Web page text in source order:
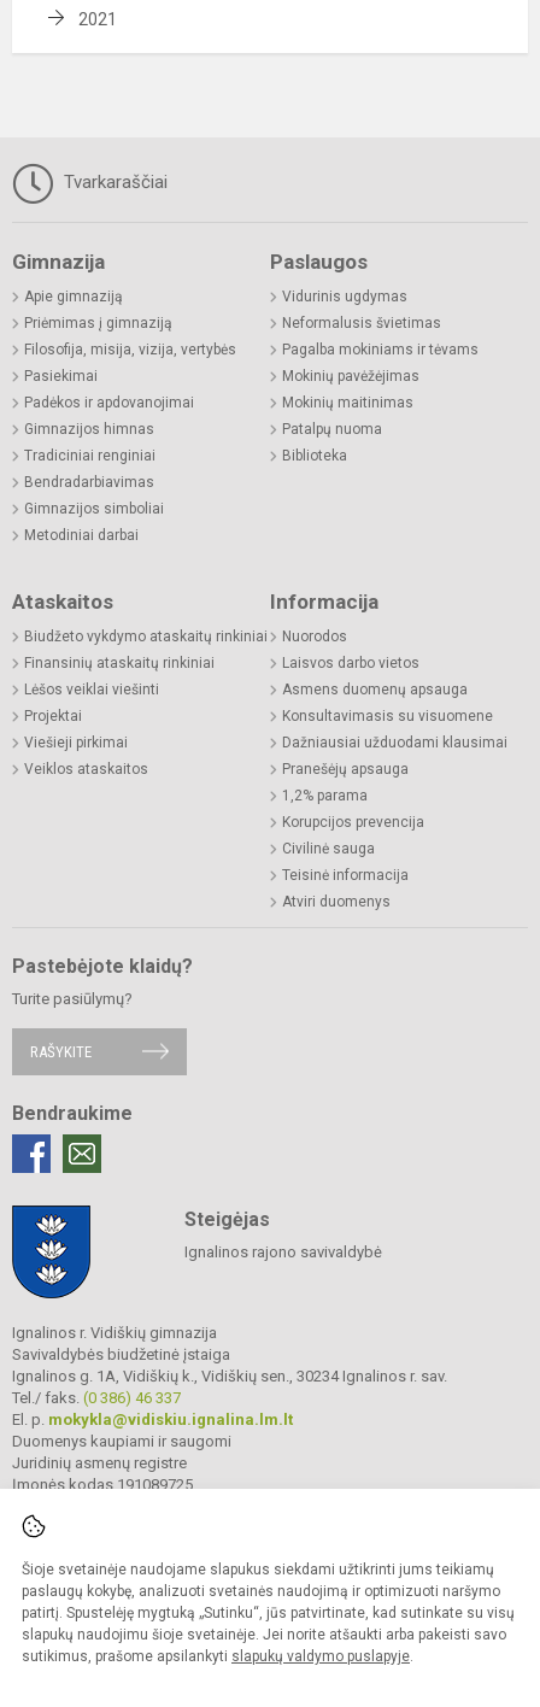
Šioje svetainėje naudojame slapukus siekdami užtikrinti jums teikiamų
paslaugų kokybę, analizuoti svetainės naudojimą ir optimizuoti naršymo
patirtį. Spustelėję mygtuką „Sutinku“, jūs patvirtinate, kad sutinkate su visų
slapukų naudojimu šioje svetainėje. Jei norite atšaukti arba pakeisti savo
sutikimus, prašome apsilankyti slapukų valdymo puslapyje.
2021
Tvarkaraščiai
Gimnazija
Apie gimnaziją
Priėmimas į gimnaziją
Filosofija, misija, vizija, vertybės
Pasiekimai
Padėkos ir apdovanojimai
Gimnazijos himnas
Tradiciniai renginiai
Bendradarbiavimas
Gimnazijos simboliai
Metodiniai darbai
Paslaugos
Vidurinis ugdymas
Neformalusis švietimas
Pagalba mokiniams ir tėvams
Mokinių pavėžėjimas
Mokinių maitinimas
Patalpų nuoma
Biblioteka
Ataskaitos
Biudžeto vykdymo ataskaitų rinkiniai
Finansinių ataskaitų rinkiniai
Lėšos veiklai viešinti
Projektai
Viešieji pirkimai
Veiklos ataskaitos
Informacija
Nuorodos
Laisvos darbo vietos
Asmens duomenų apsauga
Konsultavimasis su visuomene
Dažniausiai užduodami klausimai
Pranešėjų apsauga
1,2% parama
Korupcijos prevencija
Civilinė sauga
Teisinė informacija
Atviri duomenys
Pastebėjote klaidų?
Turite pasiūlymų?
RAŠYKITE
Bendraukime
Steigėjas
Ignalinos rajono savivaldybė
Ignalinos r. Vidiškių gimnazija
Savivaldybės biudžetinė įstaiga
Ignalinos g. 1A, Vidiškių k., Vidiškių sen., 30234 Ignalinos r. sav.
Tel./ faks. (0 386) 46 337
El. p. mokykla@vidiskiu.ignalina.lm.lt
Duomenys kaupiami ir saugomi
Juridinių asmenų registre
Įmonės kodas 191089725
© 2025. Ignalinos r. Vidiškių gimnazija. Visos teisės saugomos.
Kopijuoti turinį be raštiško gimnazijos sutikimo griežtai draudžiama.
Prieinamumo paraiška Slapukų valdymas
Sumanus būdas atnaujinti